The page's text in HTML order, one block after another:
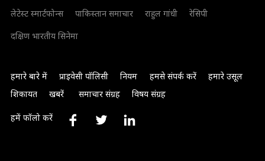
लेटेस्ट स्मार्टफोन्स
पाकिस्तान समाचार राहुल गांधी
रेसिपी
दक्षिण भारतीय सिनेमा
हमारे बारे में प्राइवेसी पॉलिसी नियम हमसे संपर्क करें
हमारे उसूल
शिकायत
खबरें समाचार संग्रह विषय संग्रह
हमें फॉलो करें